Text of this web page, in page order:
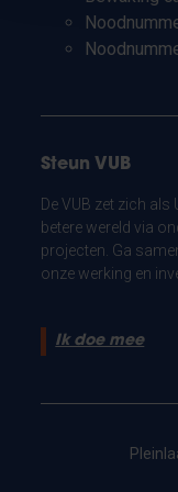
Steun VUB
De VUB zet zich
betere wereld via
projecten. Ga
onze werking en
Ik doe mee